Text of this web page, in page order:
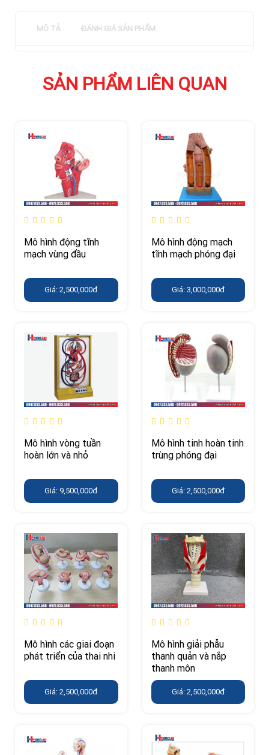
MÔ TẢ ĐÁNH GIÁ SẢN PHẨM
SẢN PHẨM LIÊN QUAN
Mô hình động tĩnh
mạch vùng đầu
Giá: 2,500,000đ
Mô hình động mạch
tĩnh mạch phóng đại
Giá: 3,000,000đ
Mô hình vòng tuần
hoàn lớn và nhỏ
Giá: 9,500,000đ
Mô hình tinh hoàn tinh
trùng phóng đại
Giá: 2,500,000đ
Mô hình các giai đoạn
phát triển của thai nhi
Giá: 2,500,000đ
Mô hình giải phẫu
thanh quản và nắp
thanh môn
Giá: 2,500,000đ